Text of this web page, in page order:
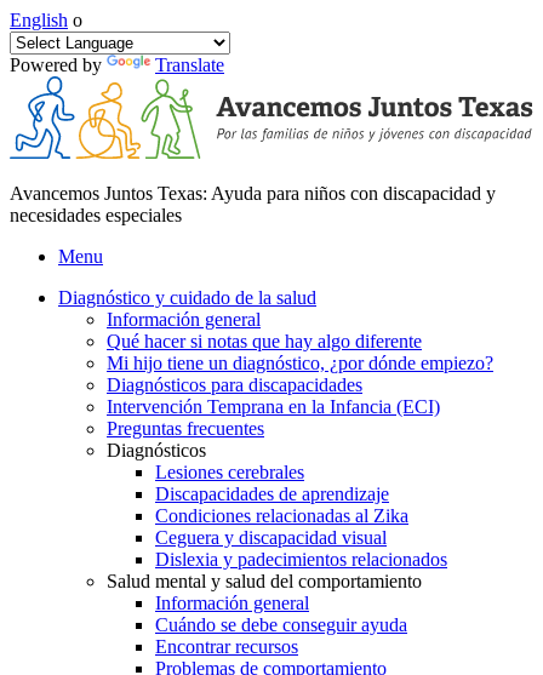
English o
Powered by Translate
Avancemos Juntos Texas: Ayuda para niños con discapacidad y
necesidades especiales
Menu
Diagnóstico y cuidado de la salud
Información general
Qué hacer si notas que hay algo diferente
Mi hijo tiene un diagnóstico, ¿por dónde empiezo?
Diagnósticos para discapacidades
Intervención Temprana en la Infancia (ECI)
Preguntas frecuentes
Diagnósticos
Lesiones cerebrales
Discapacidades de aprendizaje
Condiciones relacionadas al Zika
Ceguera y discapacidad visual
Dislexia y padecimientos relacionados
Salud mental y salud del comportamiento
Información general
Cuándo se debe conseguir ayuda
Encontrar recursos
Problemas de comportamiento